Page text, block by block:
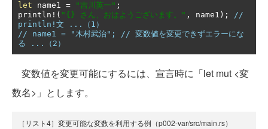
let name1 = "吉川英一" ;
println !( "{} さん、おはようございます。" , name1 );
//
println!文 ...（1）
// name1 = "木村武治"; // 変数値を変更できずエラーにな
る ...（2）
変数値を変更可能にするには、宣言時に「let mut <変
数名>」とします。
［リスト4］変更可能な変数を利用する例（p002-var/src/main.rs）